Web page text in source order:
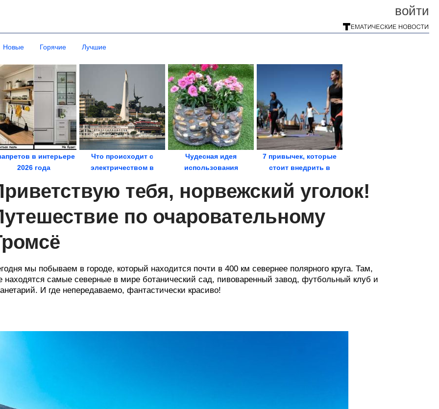
войти
Новые Горячие Лучшие
в интерьере
2026 года
Что происходит с
электричеством в
часа...
Чудесная идея
использования
бутылок
7 привычек, которые
стоит внедрить в
тебя, норвежский уголок!
по очаровательному
мы побываем в городе, который находится почти в 400 км севернее полярного круга. Там,
находятся самые северные в мире ботанический сад, пивоваренный завод, футбольный клуб и
И где непередаваемо, фантастически красиво!